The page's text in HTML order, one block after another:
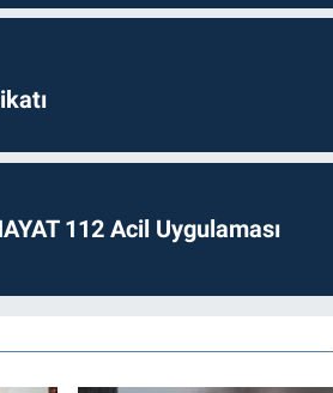
112 Acil Uygulaması